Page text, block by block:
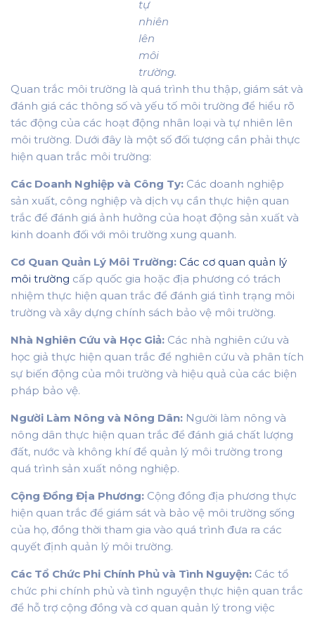
tự
nhiên
lên
môi
trường.
Quan trắc môi trường là quá trình thu thập, giám sát và
đánh giá các thông số và yếu tố môi trường để hiểu rõ
tác động của các hoạt động nhân loại và tự nhiên lên
môi trường. Dưới đây là một số đối tượng cần phải thực
hiện quan trắc môi trường:
Các Doanh Nghiệp và Công Ty: Các doanh nghiệp
sản xuất, công nghiệp và dịch vụ cần thực hiện quan
trắc để đánh giá ảnh hưởng của hoạt động sản xuất và
kinh doanh đối với môi trường xung quanh.
Cơ Quan Quản Lý Môi Trường: Các cơ quan quản lý
môi trường cấp quốc gia hoặc địa phương có trách
nhiệm thực hiện quan trắc để đánh giá tình trạng môi
trường và xây dựng chính sách bảo vệ môi trường.
Nhà Nghiên Cứu và Học Giả: Các nhà nghiên cứu và
học giả thực hiện quan trắc để nghiên cứu và phân tích
sự biến động của môi trường và hiệu quả của các biện
pháp bảo vệ.
Người Làm Nông và Nông Dân: Người làm nông và
nông dân thực hiện quan trắc để đánh giá chất lượng
đất, nước và không khí để quản lý môi trường trong
quá trình sản xuất nông nghiệp.
Cộng Đồng Địa Phương: Cộng đồng địa phương thực
hiện quan trắc để giám sát và bảo vệ môi trường sống
của họ, đồng thời tham gia vào quá trình đưa ra các
quyết định quản lý môi trường.
Các Tổ Chức Phi Chính Phủ và Tình Nguyện: Các tổ
chức phi chính phủ và tình nguyện thực hiện quan trắc
để hỗ trợ cộng đồng và cơ quan quản lý trong việc